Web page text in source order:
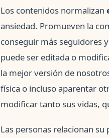
Los contenidos normalizan
ansiedad. Promueven la
conseguir más seguidores
puede ser editada o
la mejor versión de
física o incluso aparentar
modificar tanto sus vidas,
Las personas relacionan